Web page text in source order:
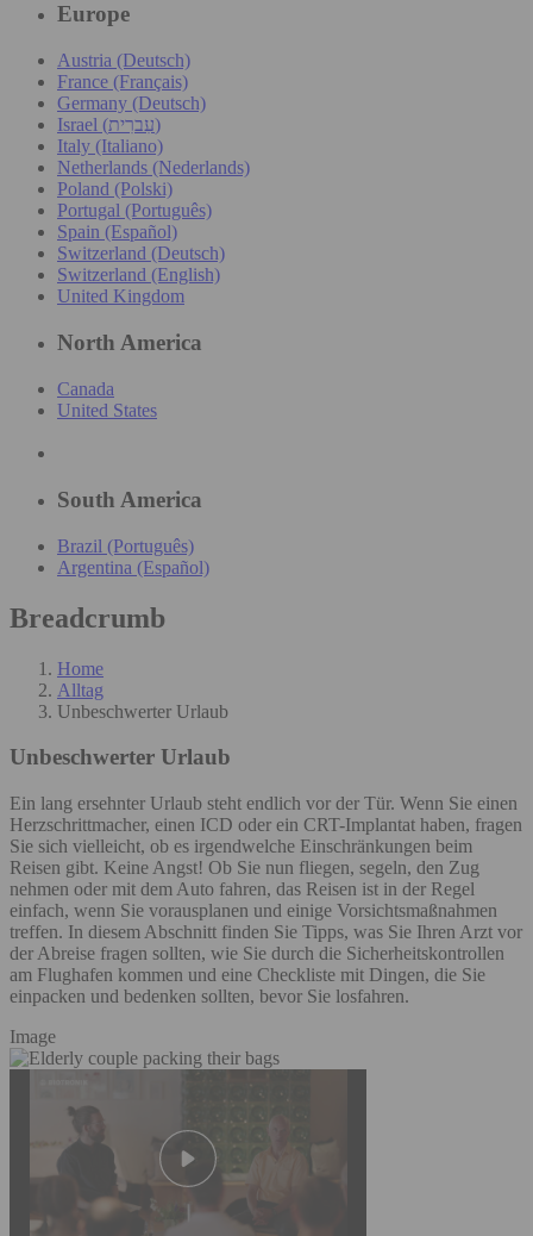
Europe
Austria (Deutsch)
France (Français)
Germany (Deutsch)
Israel (עִברִית)
Italy (Italiano)
Netherlands (Nederlands)
Poland (Polski)
Portugal (Português)
Spain (Español)
Switzerland (Deutsch)
Switzerland (English)
United Kingdom
North America
Canada
United States
South America
Brazil (Português)
Argentina (Español)
Breadcrumb
Home
Alltag
Unbeschwerter Urlaub
Unbeschwerter Urlaub
Ein lang ersehnter Urlaub steht endlich vor der Tür. Wenn Sie einen
Herzschrittmacher, einen ICD oder ein CRT-Implantat haben, fragen
Sie sich vielleicht, ob es irgendwelche Einschränkungen beim
Reisen gibt. Keine Angst! Ob Sie nun fliegen, segeln, den Zug
nehmen oder mit dem Auto fahren, das Reisen ist in der Regel
einfach, wenn Sie vorausplanen und einige Vorsichtsmaßnahmen
treffen. In diesem Abschnitt finden Sie Tipps, was Sie Ihren Arzt vor
der Abreise fragen sollten, wie Sie durch die Sicherheitskontrollen
am Flughafen kommen und eine Checkliste mit Dingen, die Sie
einpacken und bedenken sollten, bevor Sie losfahren.
Image